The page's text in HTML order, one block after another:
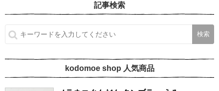
記事検索
kodomoe shop 人気商品